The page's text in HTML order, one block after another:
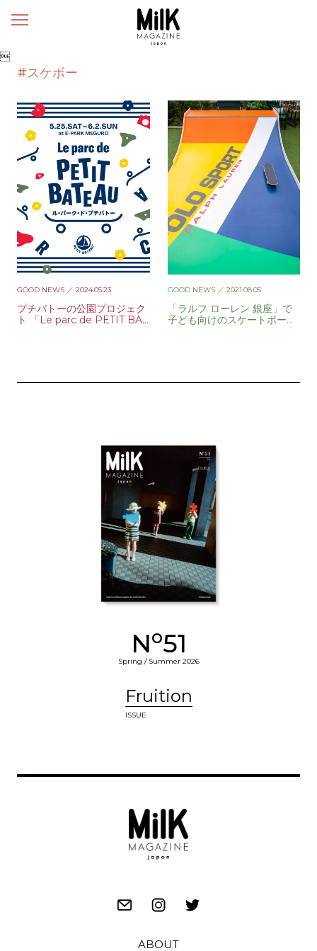
メ

#スケボー
GOOD NEWS ／ 2024.05.23
プチバトーの公園プロジェク
ト 「Le parc de PETIT BAT
GOOD NEWS／ 2021.08.05
「ラルフ ローレン 銀座」で
子ども向けのスケートボード
No51
Spring / Summer 2026
Fruition
ISSUE
ABOUT